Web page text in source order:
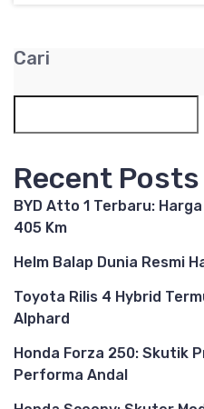
Cari
Recent Posts
BYD Atto 1 Terbaru:
405 Km
Helm Balap Dunia Resmi
Toyota Rilis 4 Hybrid
Alphard
Honda Forza 250: Skutik
Performa Andal